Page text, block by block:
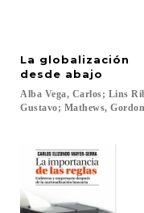
La globalización
desde abajo
Alba Vega, Carlos; Lins
Gustavo; Mathews,